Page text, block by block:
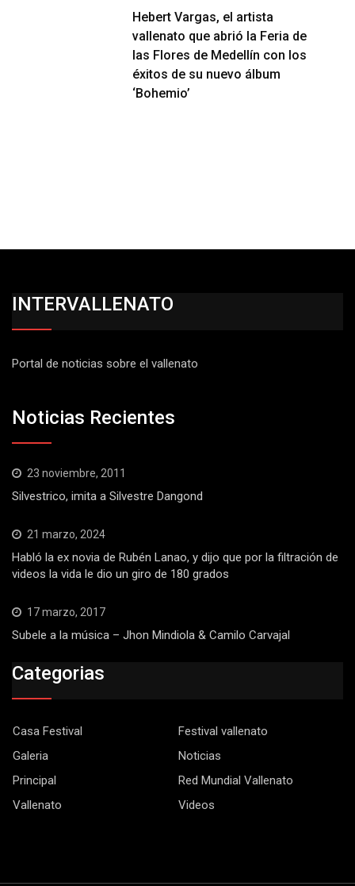
Hebert Vargas, el artista
vallenato que abrió la Feria de
las Flores de Medellín con los
éxitos de su nuevo álbum
‘Bohemio’
INTERVALLENATO
Portal de noticias sobre el vallenato
Noticias Recientes
23 noviembre, 2011
Silvestrico, imita a Silvestre Dangond
21 marzo, 2024
Habló la ex novia de Rubén Lanao, y dijo que por la filtración de
videos la vida le dio un giro de 180 grados
17 marzo, 2017
Subele a la música – Jhon Mindiola & Camilo Carvajal
Categorias
Casa Festival
Festival vallenato
Galeria
Noticias
Principal
Red Mundial Vallenato
Vallenato
Videos